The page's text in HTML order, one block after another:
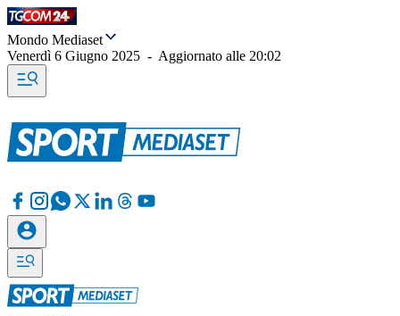
Mondo Mediaset
Venerdì 6 Giugno 2025 - Aggiornato alle 20:02